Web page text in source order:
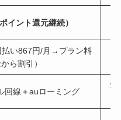
イント還元継続）
払い867円/月→プラン料
ら割引）
回線＋auローミング